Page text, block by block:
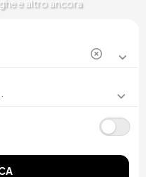
e altro ancora